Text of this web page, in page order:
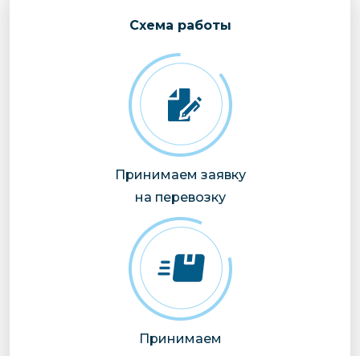
Cхема работы
Принимаем заявку
на перевозку
Принимаем